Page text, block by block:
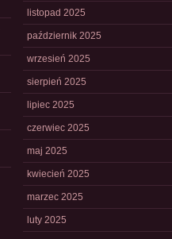
listopad 2025
październik 2025
wrzesień 2025
sierpień 2025
lipiec 2025
czerwiec 2025
maj 2025
kwiecień 2025
marzec 2025
luty 2025